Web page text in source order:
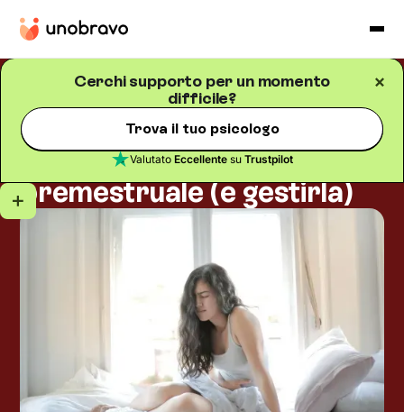
Cerchi supporto per un momento
difficile?
Trova il tuo psicologo
Valutato Eccellentesu Trustpilot
Psicologia della salute 5
L'altalena prima del ciclo:
vivere con la sindrome
premestruale (e gestirla)